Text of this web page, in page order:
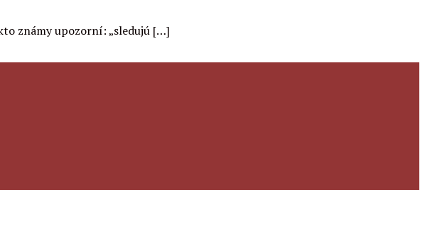
známy upozorní: „sledujú […]